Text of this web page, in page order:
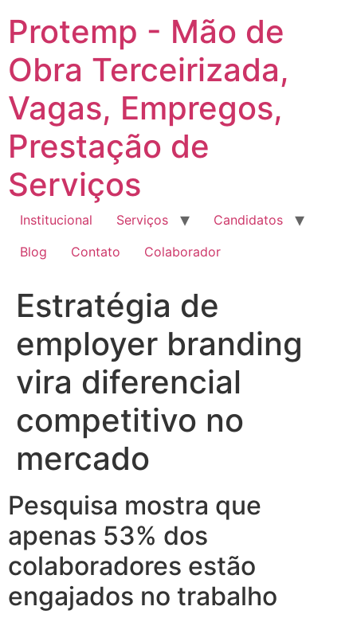
para
conteúdo
Protemp - Mão de
Obra Terceirizada,
Vagas, Empregos,
Prestação de
Serviços
Institucional Serviços
Candidatos
Blog
Contato Colaborador
Estratégia de
employer branding
vira diferencial
competitivo no
mercado
Pesquisa mostra que
apenas 53% dos
colaboradores estão
engajados no trabalho